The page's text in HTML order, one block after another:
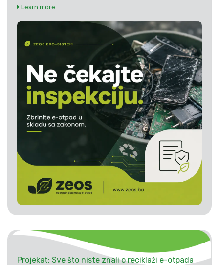
Learn more
Projekat: Sve što niste znali o reciklaži e-otpada